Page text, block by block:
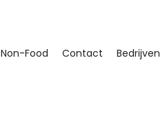
Non-Food Contact Bedrijven